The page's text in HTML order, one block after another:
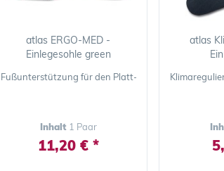
atlas ERGO-MED -
Einlegesohle green
Fußunterstützung für den Platt- oder Senkfuß
Inhalt 1 Paar
11,20 € *
atlas